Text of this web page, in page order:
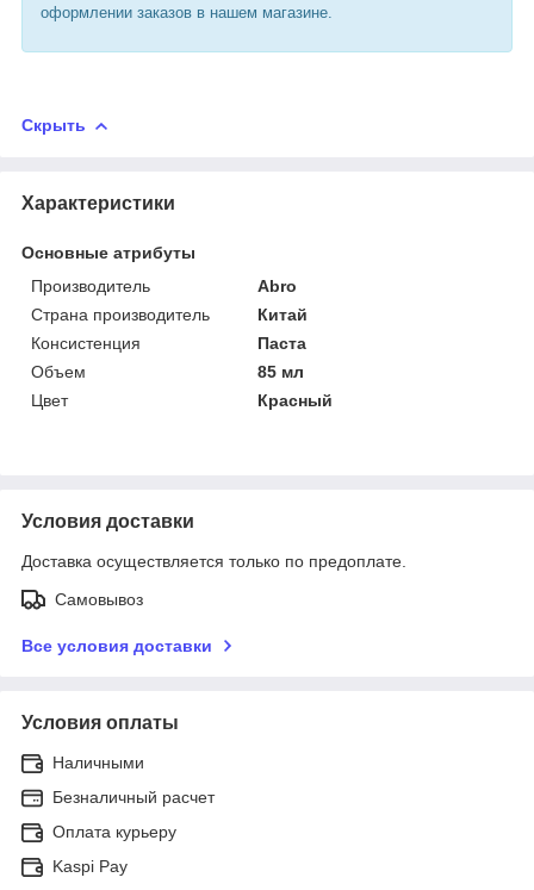
оформлении заказов в нашем магазине.
Скрыть
Характеристики
Основные атрибуты
Производитель
Abro
Страна производитель
Китай
Консистенция
Паста
Объем
85 мл
Цвет
Красный
Условия доставки
Доставка осуществляется только по предоплате.
Самовывоз
Все условия доставки
Условия оплаты
Наличными
Безналичный расчет
Оплата курьеру
Kaspi Pay